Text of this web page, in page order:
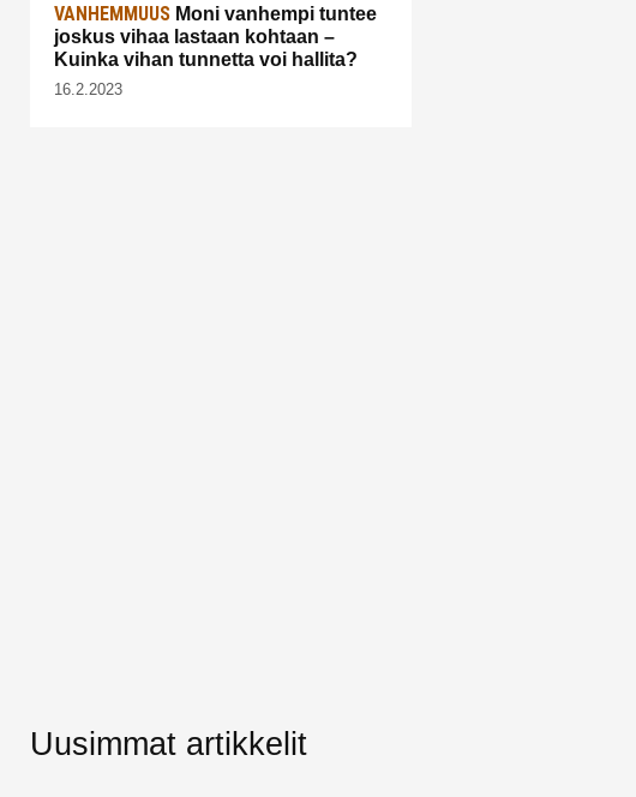
VANHEMMUUS Moni vanhempi tuntee
joskus vihaa lastaan kohtaan –
Kuinka vihan tunnetta voi hallita?
16.2.2023
Uusimmat artikkelit